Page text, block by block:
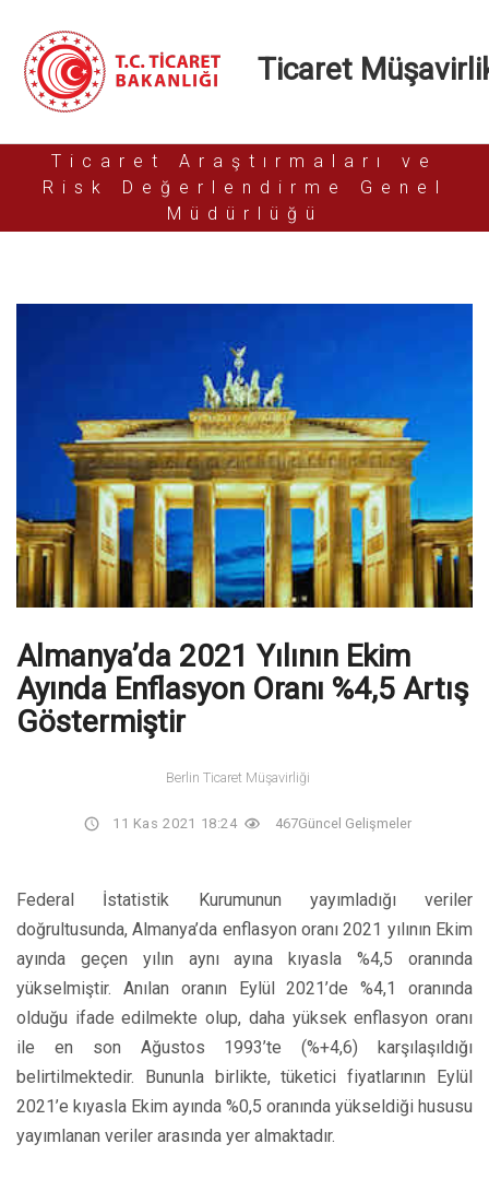
Ticaret
Ticaret Araştırmaları ve
Risk Değerlendirme Genel
Müdürlüğü
Almanya’da 2021 Yılının Ekim
Ayında Enflasyon Oranı %4,5 Artış
Göstermiştir
Berlin Ticaret Müşavirliği
11 Kas 2021 18:24 467Güncel Gelişmeler
Federal İstatistik Kurumunun yayımladığı veriler
doğrultusunda, Almanya’da enflasyon oranı 2021 yılının Ekim
ayında geçen yılın aynı ayına kıyasla %4,5 oranında
yükselmiştir. Anılan oranın Eylül 2021’de %4,1 oranında
olduğu ifade edilmekte olup, daha yüksek enflasyon oranı
ile en son Ağustos 1993’te (%+4,6) karşılaşıldığı
belirtilmektedir. Bununla birlikte, tüketici fiyatlarının Eylül
2021’e kıyasla Ekim ayında %0,5 oranında yükseldiği hususu
yayımlanan veriler arasında yer almaktadır.